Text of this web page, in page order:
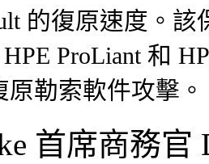
的復原速度。
HPE ProLiant 和
勒索軟件攻擊。
首席商務官